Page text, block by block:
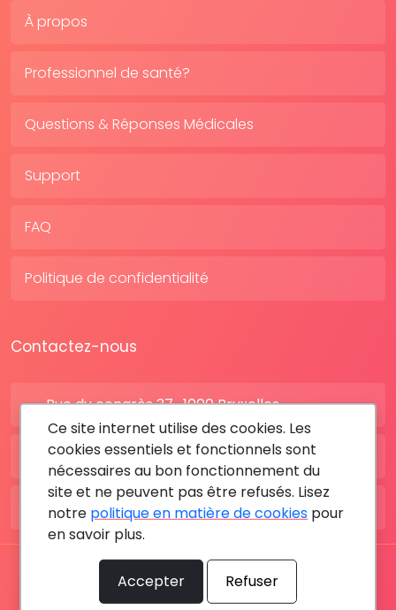
À propos
Professionnel de santé?
Questions & Réponses Médicales
Support
FAQ
Politique de confidentialité
Contactez-nous
Rue du congrès 37 , 1000 Bruxelles
BE: +32 28080227
FR: +33 183642895
Tous les droits sont réservés © 2026 RDV MÉDICAL By
MediaSatCom
Ce site internet utilise des cookies. Les
cookies essentiels et fonctionnels sont
nécessaires au bon fonctionnement du
site et ne peuvent pas être refusés. Lisez
notre politique en matière de cookies pour
en savoir plus.
Accepter Refuser